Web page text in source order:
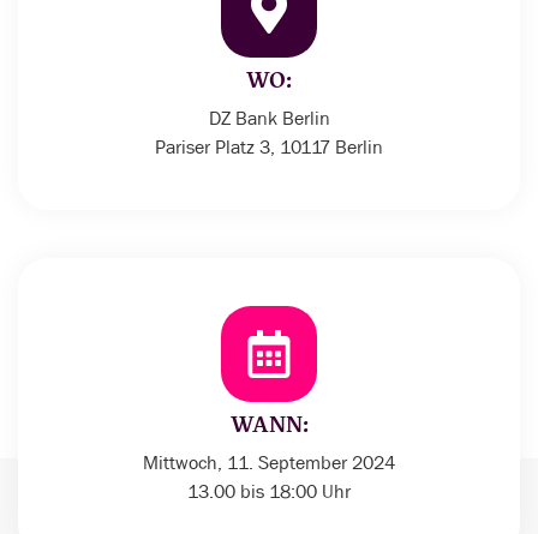
WO:
DZ Bank Berlin
Pariser Platz 3, 10117 Berlin
WANN:
Mittwoch, 11. September 2024
13.00 bis 18:00 Uhr